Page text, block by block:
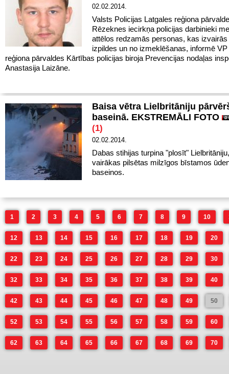
02.02.2014.
Valsts Policijas Latgales reģiona
Rēzeknes iecirkņa policijas darbinieki
attēlos redzamās personas, kas izvairās
izpildes un no izmeklēšanas, informē
reģiona pārvaldes Kārtības policijas biroja Prevencijas nodaļas
Anastasija Laizāne.
Baisa vētra Lielbritāniju
baseinā. EKSTREMĀLI FOTO
(1)
02.02.2014.
Dabas stihijas turpina "plosīt"
vairākas pilsētas milzīgos bīstamos
baseinos.
1 2 3 4 5 6 7 8 9 10
12 13 14 15 16 17 18 19 20
22 23 24 25 26 27 28 29 30
32 33 34 35 36 37 38 39 40
42 43 44 45 46 47 48 49 50
52 53 54 55 56 57 58 59 60
62 63 64 65 66 67 68 69 70